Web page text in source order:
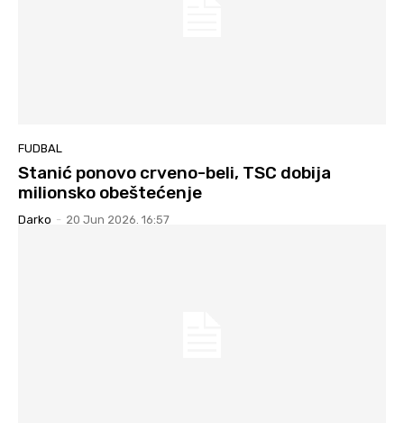
FUDBAL
Stanić ponovo crveno-beli, TSC dobija
milionsko obeštećenje
Darko - 20 Jun 2026. 16:57